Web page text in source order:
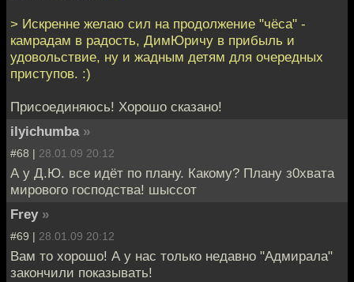
> Искренне желаю сил на продолжение "чёса" -
камрадам в радость, ДимЮричу в прибыль и
удовольствие, ну и жадным детям для очередных
приступов. :)
Присоединяюсь! Хорошо сказано!
ilyichumba »
#68 | 28.01.09 20:12
А у Д.Ю. все идёт по плану. Какому? Плану з0хвата
мирового господства! шыссот
Frey »
#69 | 28.01.09 20:12
Вам то хорошо! А у нас только недавно "Адмирала"
закончили показывать!